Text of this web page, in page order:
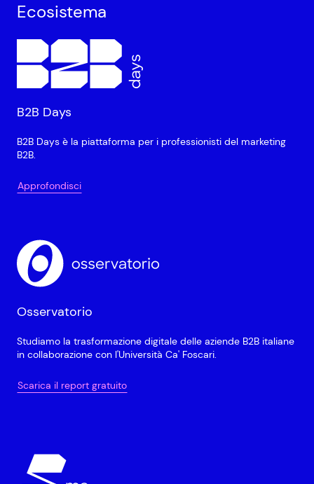
Ecosistema
B2B Days
B2B Days è la piattaforma per i professionisti del marketing
B2B.
Approfondisci
Osservatorio
Studiamo la trasformazione digitale delle aziende B2B italiane
in collaborazione con l'Università Ca' Foscari.
Scarica il report gratuito